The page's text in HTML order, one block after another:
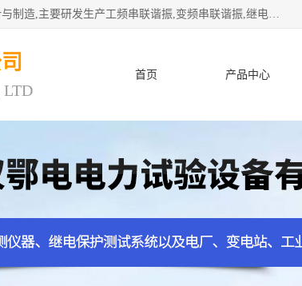
武汉鄂电电力试验设备有限公司专门从事电力电气设备和仪器仪表的设计与制造,主要研发生产工频串联谐振,变频串联谐振,继电保护测试仪,电缆故障测试仪,直流电阻测试仪,接地电阻测试仪等一百多种高品质产品.坚持奉行"质量一,客户至上"的服务宗旨。
LTD
首页 产品中心